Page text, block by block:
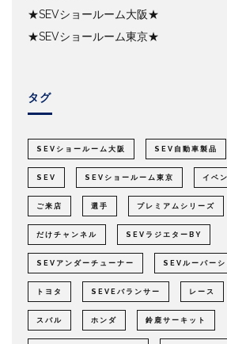
★SEVショールーム大阪★
★SEVショールーム東京★
タグ
SEVショールーム大阪 SEV自動車製品
SEV SEVショールーム東京 イベ
ご来店 選手 プレミアムシリーズ
だけチャンネル SEVラジエターBY
SEVアンダーチューナー SEVルーパーシ
トヨタ SEVEバランサー レース
スバル ホンダ 鈴鹿サーキット